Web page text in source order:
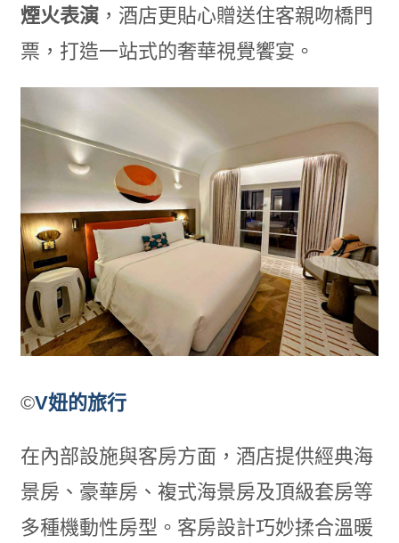
煙火表演，酒店更貼心贈送住客親吻橋門
票，打造一站式的奢華視覺饗宴。
©V妞的旅行
在內部設施與客房方面，酒店提供經典海
景房、豪華房、複式海景房及頂級套房等
多種機動性房型。客房設計巧妙揉合溫暖